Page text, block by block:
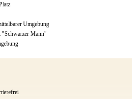
Umgebung
"Schwarzer Mann"